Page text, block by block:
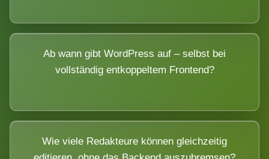
Ab wann gibt WordPress auf – selbst bei
vollständig entkoppeltem Frontend?
Wie viele Redakteure können gleichzeitig